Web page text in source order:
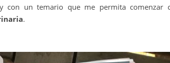
con un temario que me permita comenzar
.